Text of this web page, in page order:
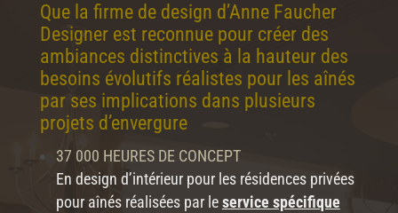
Que la firme de design d’Anne Faucher
Designer est reconnue pour créer des
ambiances distinctives à la hauteur des
besoins évolutifs réalistes pour les aînés
par ses implications dans plusieurs
projets d’envergure
37 000 HEURES DE CONCEPT
En design d’intérieur pour les résidences privées
pour aînés réalisées par leservice spécifique